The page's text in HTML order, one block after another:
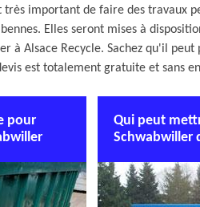
important de faire des travaux
Elles seront mises à
à Alsace Recycle. Sachez qu'il
est totalement gratuite et sans
pour
Qui peut
Schwabwiller